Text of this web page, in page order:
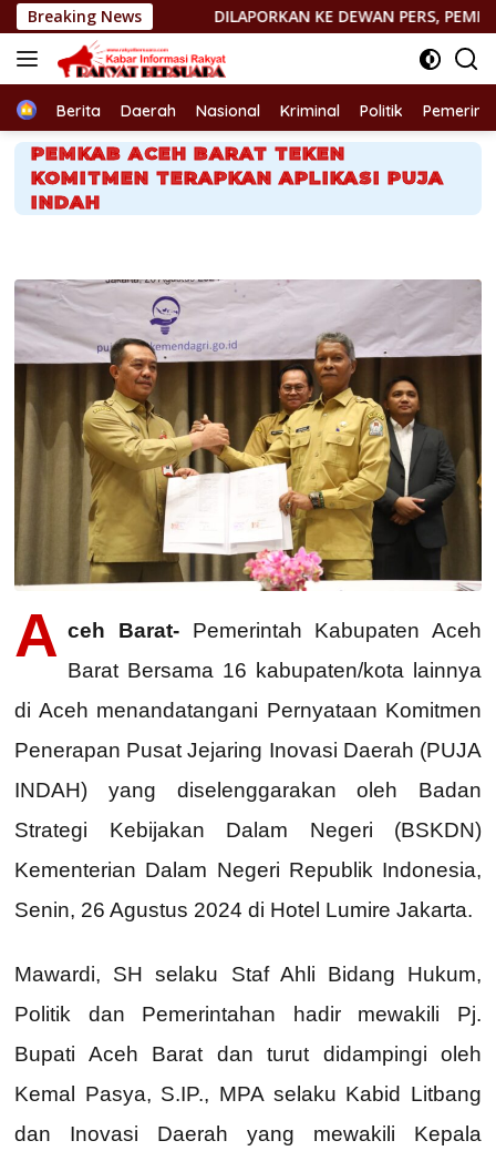
Langsung
ke
konten
Breaking News
DILAPORKAN KE DEWAN PERS, PEMIMPIN REDAKSI http://
HomeBerita Daerah Nasional Kriminal Politik
PEMKAB ACEH BARAT TEKEN
KOMITMEN TERAPKAN APLIKASI PUJA
INDAH
A ceh Barat-Pemerintah Kabupaten Aceh
Barat Bersama 16 kabupaten/kota lainnya
di Aceh menandatangani Pernyataan Komitmen
Penerapan Pusat Jejaring Inovasi Daerah (PUJA
INDAH) yang diselenggarakan oleh Badan
Strategi Kebijakan Dalam Negeri (BSKDN)
Kementerian Dalam Negeri Republik Indonesia,
Senin, 26 Agustus 2024 di Hotel Lumire Jakarta.
Mawardi, SH selaku Staf Ahli Bidang Hukum,
Politik dan Pemerintahan hadir mewakili Pj.
Bupati Aceh Barat dan turut didampingi oleh
Kemal Pasya, S.IP., MPA selaku Kabid Litbang
dan Inovasi Daerah yang mewakili Kepala